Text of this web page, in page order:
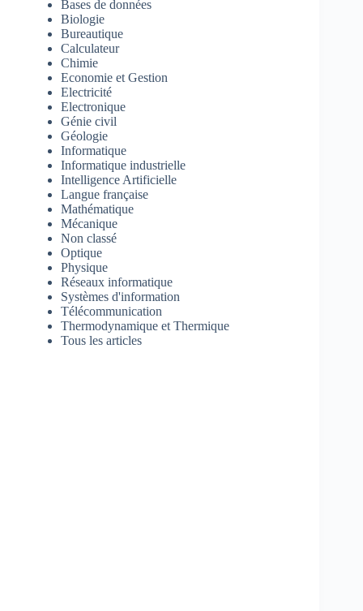
Bases de données
Biologie
Bureautique
Calculateur
Chimie
Economie et Gestion
Electricité
Electronique
Génie civil
Géologie
Informatique
Informatique industrielle
Intelligence Artificielle
Langue française
Mathématique
Mécanique
Non classé
Optique
Physique
Réseaux informatique
Systèmes d'information
Télécommunication
Thermodynamique et Thermique
Tous les articles